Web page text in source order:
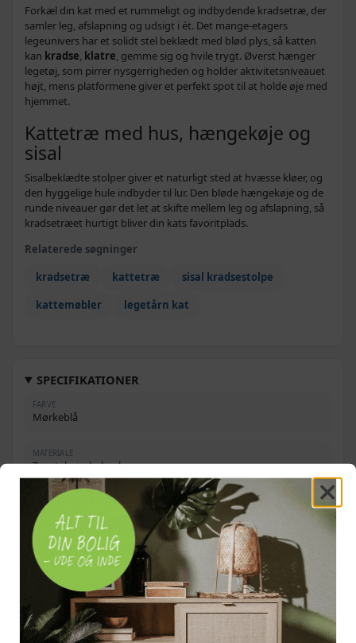
Forkæl din kat med et rummeligt og indbydende kradsetræ, der
samler leg, afslapning og udsigt i ét. Det mange-etagers
legeunivers har et solidt stel beklædt med blød plys, så katten
kan kradse, klatre, gemme sig og hvile trygt. Øverst hænger
legetøj, som pirrer nysgerrigheden og holder aktivitetsniveauet
højt, mens platformene giver et perfekt spot til at holde øje med
hjemmet.
Kattetræ med hus, hængekøje og
sisal
Sisalbeklædte stolper giver et naturligt sted at hvæsse kløer, og
den hyggelige hule indbyder til lur. Den bløde hængekøje og de
runde niveauer gør det let at skifte mellem leg og afslapning, så
kradsetræet hurtigt bliver din kats favoritplads.
Relaterede søgninger
kradsetræ
kattetræ
sisal kradsestolpe
kattemøbler
legetårn kat
SPECIFIKATIONER
FARVE
Mørkeblå
MATERIALE
Træstel, sisalreb, plys
STOF
Polyester 100 %
MÅL
96 × 35 × 125 cm (L × B × H)
Ø30 × 25 cm (diameter × H)
Grå - 97 x 40 x 150 cm
669,-